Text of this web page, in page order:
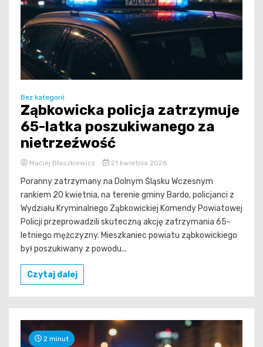
Bez kategorii
Ząbkowicka policja zatrzymuje
65-latka poszukiwanego za
nietrzeźwość
Maciej Błaszkiewicz 21 kwietnia 2026
Poranny zatrzymany na Dolnym Śląsku Wczesnym
rankiem 20 kwietnia, na terenie gminy Bardo, policjanci z
Wydziału Kryminalnego Ząbkowickiej Komendy Powiatowej
Policji przeprowadzili skuteczną akcję zatrzymania 65-
letniego mężczyzny. Mieszkaniec powiatu ząbkowickiego
był poszukiwany z powodu...
Czytaj dalej
2 minut